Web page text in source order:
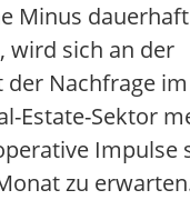
Minus dauerhaft
wird sich an der
der Nachfrage
Estate-Sektor
Impulse
zu